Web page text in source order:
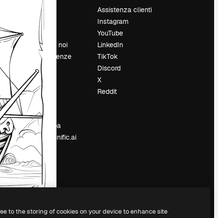
Prezzi
Chi siamo
Recensioni
Lavora con noi
Cerca tendenze
Blog
Eventi
Slidesgo
Vendi i tuoi
contenuti
Sala stampa
Cerchi magnific.ai
Assistenza clienti
Instagram
YouTube
LinkedIn
TikTok
Discord
X
Reddit
to the storing of cookies on your device to enhance site